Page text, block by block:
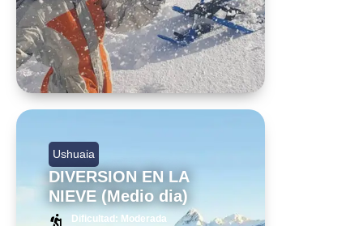
Ushuaia
DIVERSION EN LA
NIEVE (Medio dia)
Dificultad: Moderada